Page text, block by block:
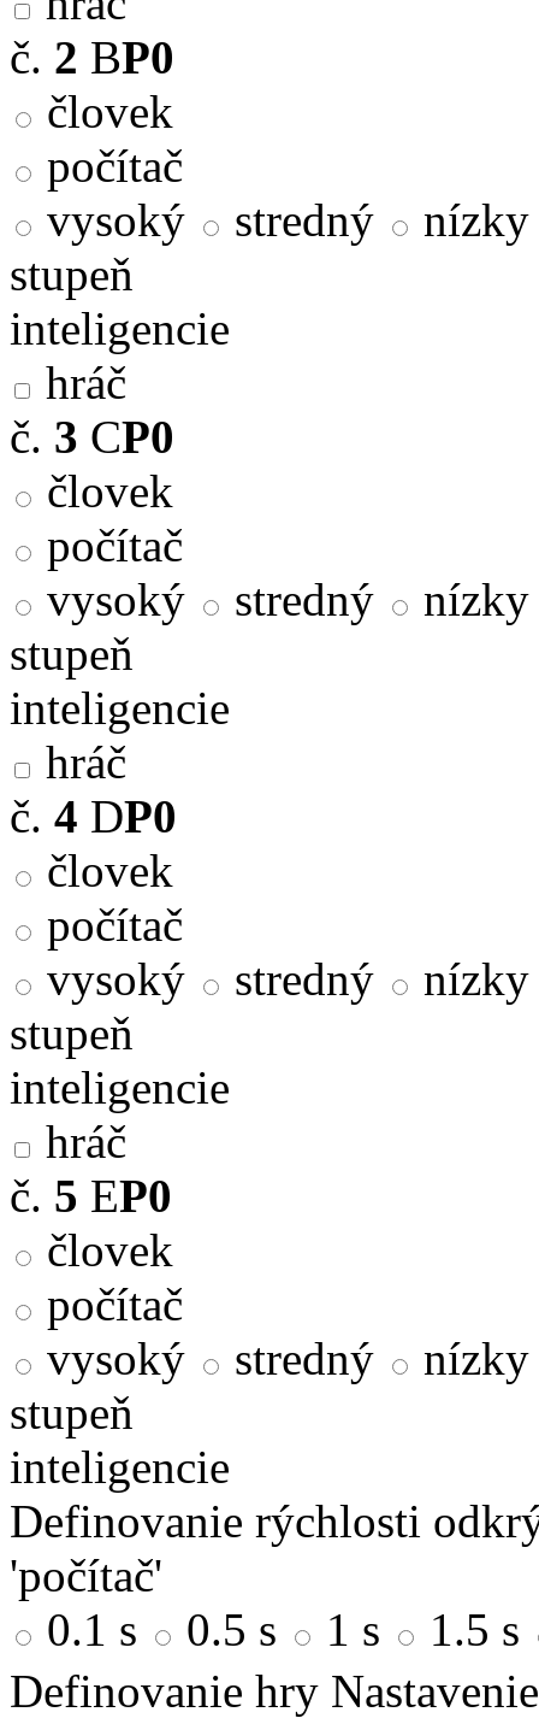
č. 2 BP0
človek
počítač
vysoký
stredný
nízky
stupeň
inteligencie
hráč
č. 3 CP0
človek
počítač
vysoký
stredný
nízky
stupeň
inteligencie
hráč
č. 4 DP0
človek
počítač
vysoký
stredný
nízky
stupeň
inteligencie
hráč
č. 5 EP0
človek
počítač
vysoký
stredný
nízky
stupeň
inteligencie
Definovanie rýchlosti
'počítač'
0.1 s
0.5 s 1 s
1.5 s
Definovanie hry